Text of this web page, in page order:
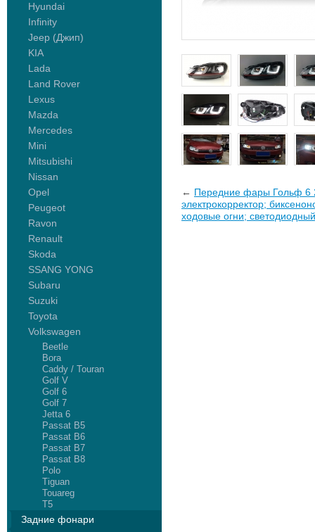
Hyundai
Infinity
Jeep (Джип)
KIA
Lada
Land Rover
Lexus
Mazda
Mercedes
Mini
Mitsubishi
Nissan
Opel
Peugeot
Ravon
Renault
Skoda
SSANG YONG
Subaru
Suzuki
Toyota
Volkswagen
Beetle
Bora
Caddy / Touran
Golf V
Golf 6
Golf 7
Jetta 6
Passat B5
Passat B6
Passat B7
Passat B8
Polo
Tiguan
Touareg
T5
Задние фонари
← Передние фары Гольф 6
электрокорректор;
ходовые огни;